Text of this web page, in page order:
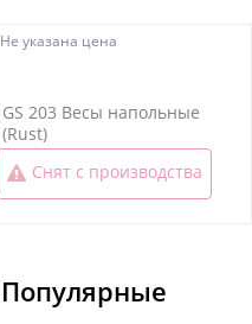
Не указана цена
GS 203 Весы напольные
(Rust)
Снят с производства
Популярные